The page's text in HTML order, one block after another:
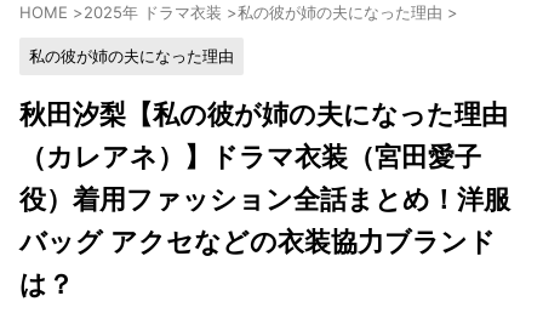
永野芽郁
・波瑠
・奈緒
・ 高畑充希
・
さとうほなみ
前田敦子
水川あさみ
・ 田中みな実
HOME >2025年 ドラマ衣装 >私の彼が姉の夫になった理由 >
私の彼が姉の夫になった理由
秋田汐梨【私の彼が姉の夫になった理由
（カレアネ）】ドラマ衣装（宮田愛子
役）着用ファッション全話まとめ！洋服
バッグ アクセなどの衣装協力ブランド
は？